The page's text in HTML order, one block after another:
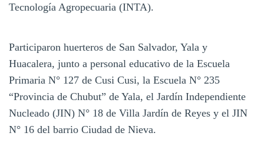
Tecnología Agropecuaria (INTA).
Participaron huerteros de San Salvador, Yala y
Huacalera, junto a personal educativo de la Escuela
Primaria N° 127 de Cusi Cusi, la Escuela N° 235
“Provincia de Chubut” de Yala, el Jardín Independiente
Nucleado (JIN) N° 18 de Villa Jardín de Reyes y el JIN
N° 16 del barrio Ciudad de Nieva.